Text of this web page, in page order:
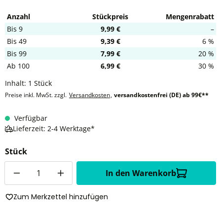
Anzahl Stückpreis
Mengenrabatt
Bis 9 9,99 €
–
Bis 49 9,39 €
6 %
Bis 99 7,99 €
20 %
Ab 100 6,99 €
30 %
Inhalt: 1 Stück
Preise inkl. MwSt. zzgl. Versandkosten, versandkostenfrei (DE) ab 99€**
Verfügbar
Lieferzeit: 2-4 Werktage*
Stück
In den Warenkorb
Zum Merkzettel hinzufügen